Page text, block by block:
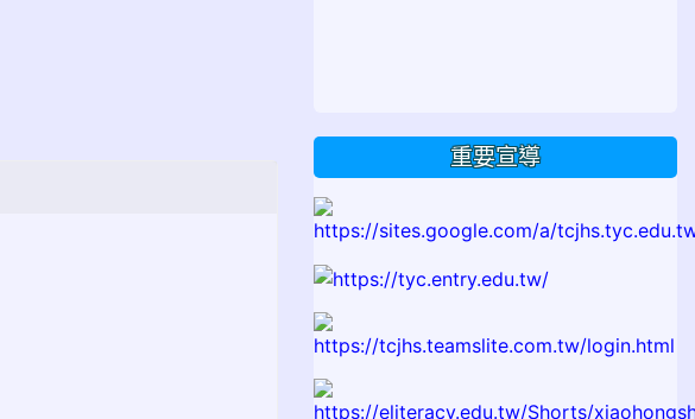
重要宣導